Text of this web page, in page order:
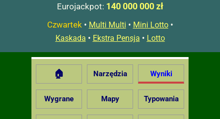
Eurojackpot: 140 000 000 zł
Czwartek• Multi Multi • Mini Lotto•
Kaskada • Ekstra Pensja • Lotto
🏠 Narzędzia Wyniki
Wygrane Mapy Typowania